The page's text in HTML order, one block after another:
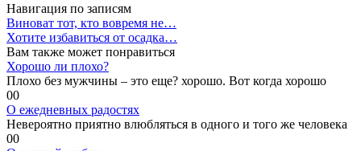
Навигация по записям
Виноват тот, кто вовремя не…
Хотите избавиться от осадка…
Вам также может понравиться
Хорошо ли плохо?
Плохо без мужчины – это еще? хорошо. Вот когда хорошо
00
О ежедневных радостях
Невероятно приятно влюбляться в одного и того же человека
00